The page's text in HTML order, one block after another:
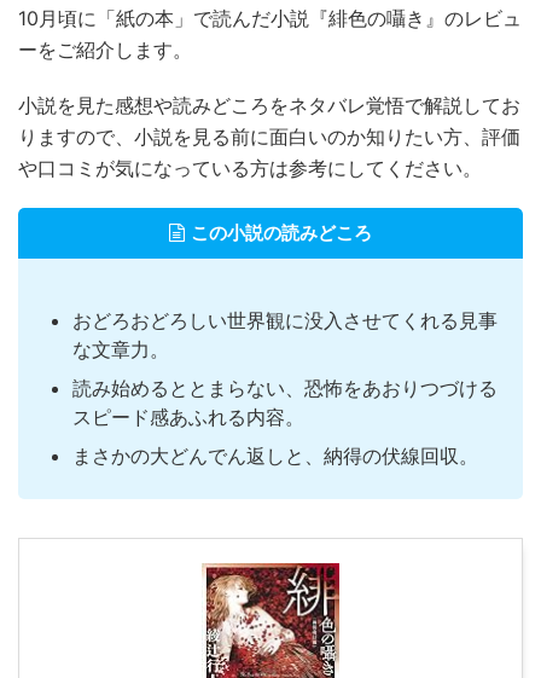
10月頃に「紙の本」で読んだ小説『緋色の囁き』のレビュ
ーをご紹介します。
小説を見た感想や読みどころをネタバレ覚悟で解説してお
りますので、小説を見る前に面白いのか知りたい方、評価
や口コミが気になっている方は参考にしてください。
この小説の読みどころ
おどろおどろしい世界観に没入させてくれる見事
な文章力。
読み始めるととまらない、恐怖をあおりつづける
スピード感あふれる内容。
まさかの大どんでん返しと、納得の伏線回収。